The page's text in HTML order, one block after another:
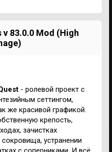
v 83.0.0 Mod (High
- ролевой проект с
сеттингом,
же красивой графикой.
крепость,
зачистках
устранении